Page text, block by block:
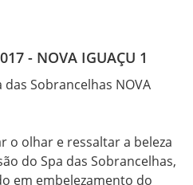
- NOVA IGUAÇU 1
Sobrancelhas NOVA
o olhar e ressaltar a beleza
do Spa das Sobrancelhas,
em embelezamento do